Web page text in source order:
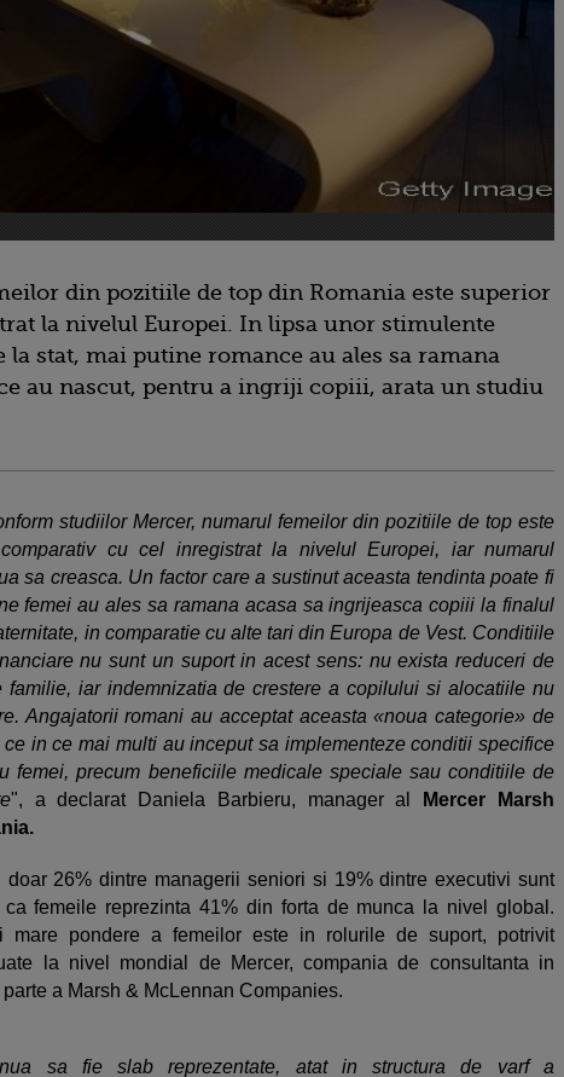
din pozitiile de top din Romania este superior
la nivelul Europei. In lipsa unor stimulente
la stat, mai putine romance au ales sa ramana
au nascut, pentru a ingriji copiii, arata un studiu
studiilor Mercer, numarul femeilor din pozitiile de top este
cu cel inregistrat la nivelul Europei, iar numarul
sa creasca. Un factor care a sustinut aceasta tendinta poate fi
femei au ales sa ramana acasa sa ingrijeasca copiii la finalul
in comparatie cu alte tari din Europa de Vest. Conditiile
nu sunt un suport in acest sens: nu exista reduceri de
familie, iar indemnizatia de crestere a copilului si alocatiile nu
Angajatorii romani au acceptat aceasta «noua categorie» de
in ce mai multi au inceput sa implementeze conditii specifice
femei, precum beneficiile medicale speciale sau conditiile de
", a declarat Daniela Barbieru, manager al
Mercer Marsh
doar 26% dintre managerii seniori si 19% dintre executivi sunt
femeile reprezinta 41% din forta de munca la nivel global.
mare pondere a femeilor este in rolurile de suport, potrivit
la nivel mondial de Mercer, compania de consultanta in
a Marsh & McLennan Companies.
sa fie slab reprezentate, atat in structura de varf a